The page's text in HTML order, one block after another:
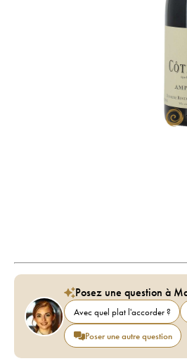
Posez une question à
Avec quel plat l'accorder ?
Poser une autre question